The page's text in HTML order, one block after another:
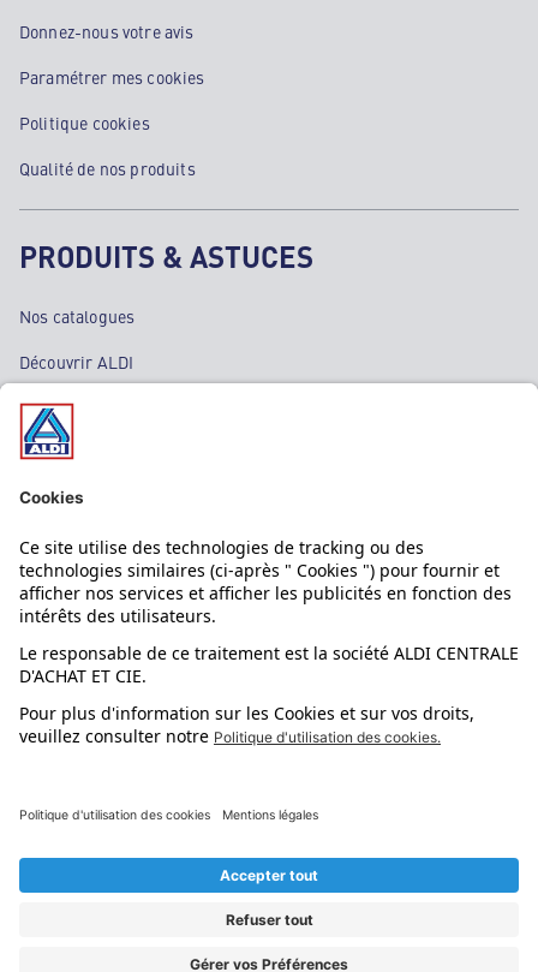
Donnez-nous votre avis
Paramétrer mes cookies
Politique cookies
Qualité de nos produits
PRODUITS & ASTUCES
Nos catalogues
Découvrir ALDI
Nos bons plans
Nos rayons
Nos marques
Nos astuces
Évènements
L'application mobile